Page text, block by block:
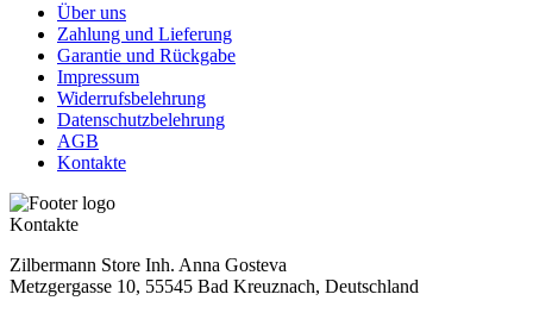
Über uns
Zahlung und Lieferung
Garantie und Rückgabe
Impressum
Widerrufsbelehrung
Datenschutzbelehrung
AGB
Kontakte
Kontakte
Zilbermann Store Inh. Anna Gosteva
Metzgergasse 10, 55545 Bad Kreuznach, Deutschland